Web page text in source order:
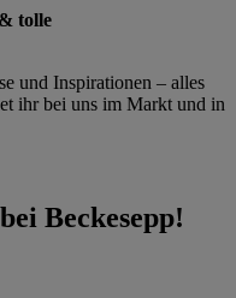
tolle
und Inspirationen – alles
ihr bei uns im Markt und in
Beckesepp!